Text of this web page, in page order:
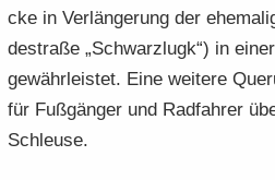
cke in Ver­län­ge­rung der
de­stra­ße „Schwarz­lugk“) in
ge­währ­leis­tet. Eine wei­te­re
für Fuß­gän­ger und Rad­fah­rer
Schleu­se.